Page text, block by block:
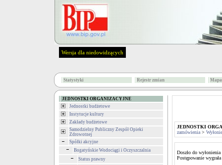
Wersja dla niedowidzących
Statystyki Rejestr zmian
JEDNOSTKI ORGANIZACYJNE
Jednostki budżetowe
Instytucje kultury
Zakłady budżetowe
Samodzielny Publiczny Zespół Opieki
Zdrowotnej
Spółki akcyjne
Bogatyńskie Wodociągi i Oczyszczalnia
Status prawny
JEDNOSTKI
zamówienia >
Doszło do
Postępowanie